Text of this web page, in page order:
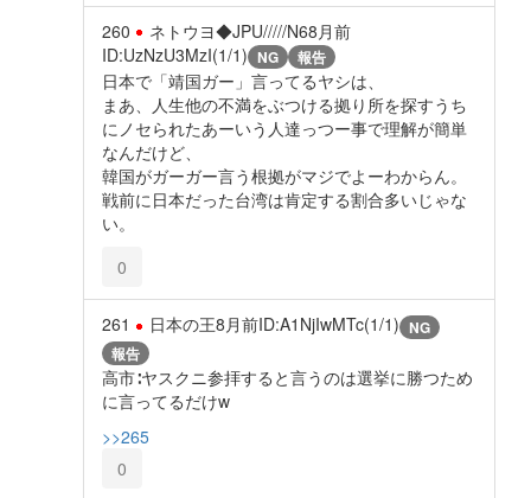
260 ネトウヨ◆JPU/////N68月前
ID:UzNzU3MzI(1/1) NG 報告
日本で「靖国ガー」言ってるヤシは、
まあ、人生他の不満をぶつける拠り所を探すうち
にノセられたあーいう人達っつー事で理解が簡単
なんだけど、
韓国がガーガー言う根拠がマジでよーわからん。
戦前に日本だった台湾は肯定する割合多いじゃな
い。
0
261 日本の王8月前ID:A1NjIwMTc(1/1) NG
報告
高市∶ヤスクニ参拝すると言うのは選挙に勝つため
に言ってるだけw
>>265
0